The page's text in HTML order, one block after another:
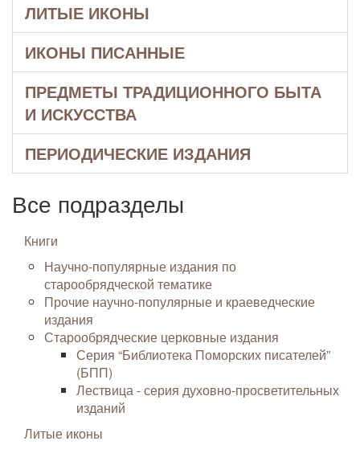
ЛИТЫЕ ИКОНЫ
ИКОНЫ ПИСАННЫЕ
ПРЕДМЕТЫ ТРАДИЦИОННОГО БЫТА
И ИСКУССТВА
ПЕРИОДИЧЕСКИЕ ИЗДАНИЯ
Все подразделы
Книги
Научно-популярные издания по
старообрядческой тематике
Прочие научно-популярные и краеведческие
издания
Старообрядческие церковные издания
Серия “Библиотека Поморских писателей”
(БПП)
Лествица - серия духовно-просветительных
изданий
Литые иконы